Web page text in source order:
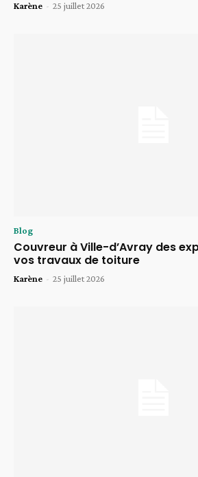
Karène - 25 juillet 2026
Blog
Couvreur à Ville-d’Avray des
vos travaux de toiture
Karène - 25 juillet 2026